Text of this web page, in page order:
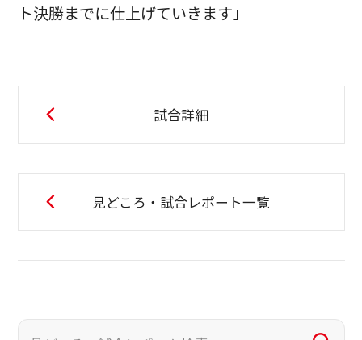
ト決勝までに仕上げていきます」
試合詳細
見どころ・試合レポート一覧